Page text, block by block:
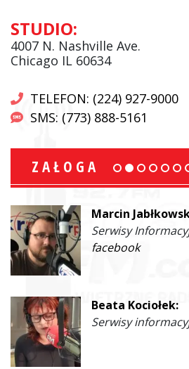
STUDIO:
4007 N. Nashville Ave.
Chicago IL 60634
TELEFON: (224) 927-9000
SMS: (773) 888-5161
ZAŁOGA
Marcin
Serwisy
facebook
Beata Kociołek:
Serwisy